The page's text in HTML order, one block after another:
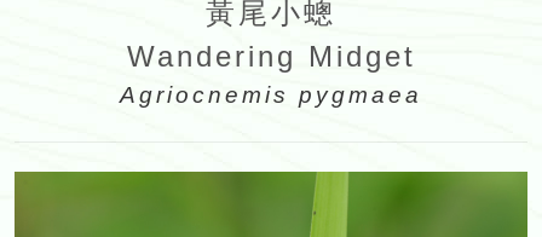
黃尾小蟌
Wandering Midget
Agriocnemis pygmaea